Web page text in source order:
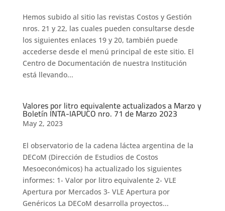
Hemos subido al sitio las revistas Costos y Gestión
nros. 21 y 22, las cuales pueden consultarse desde
los siguientes enlaces 19 y 20, también puede
accederse desde el menú principal de este sitio. El
Centro de Documentación de nuestra Institución
está llevando...
Valores por litro equivalente actualizados a Marzo y
Boletín INTA-IAPUCO nro. 71 de Marzo 2023
May 2, 2023
El observatorio de la cadena láctea argentina de la
DECoM (Dirección de Estudios de Costos
Mesoeconómicos) ha actualizado los siguientes
informes: 1- Valor por litro equivalente 2- VLE
Apertura por Mercados 3- VLE Apertura por
Genéricos La DECoM desarrolla proyectos...